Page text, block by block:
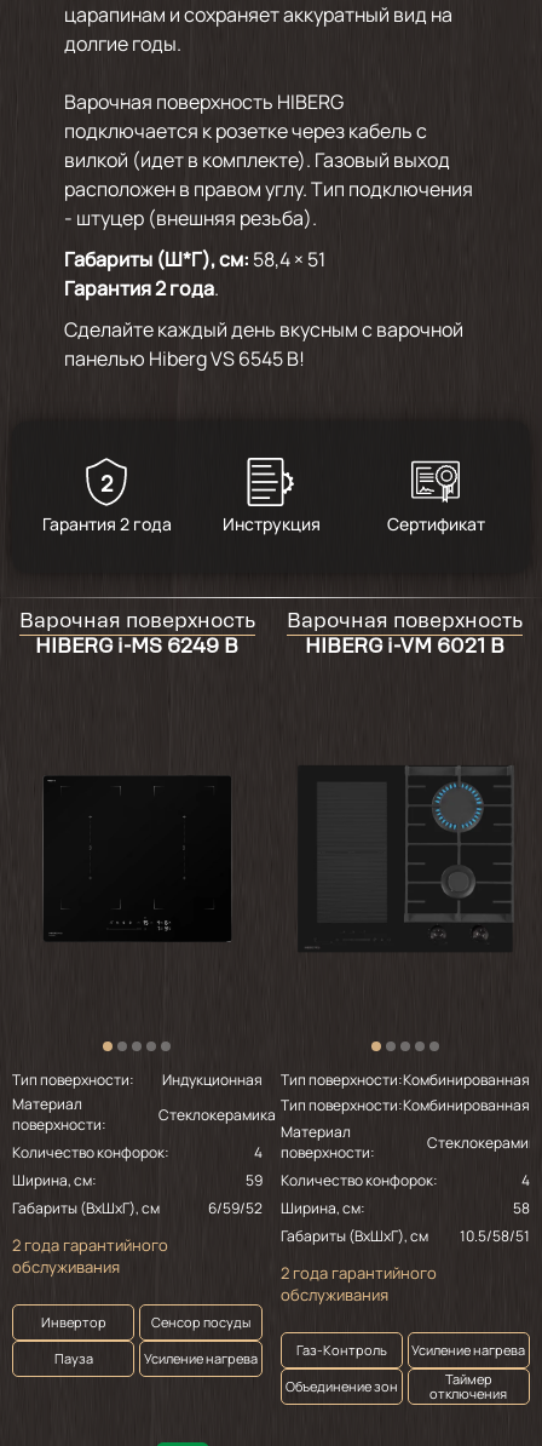
царапинам и сохраняет аккуратный вид на
долгие годы.
Варочная поверхность HIBERG
подключается к розетке через кабель с
вилкой (идет в комплекте). Газовый выход
расположен в правом углу. Тип подключения
- штуцер (внешняя резьба).
Габариты (Ш*Г), см: 58,4 × 51
Гарантия 2 года.
Сделайте каждый день вкусным с варочной
панелью Hiberg VS 6545 B!
2
Гарантия 2 года Инструкция Сертификат
Варочная поверхность
HIBERG i-MS 6249 B
Тип поверхности:
Индукционная
Материал
поверхности:
Стеклокерамика
Количество конфорок:
4
Ширина, см:
59
Габариты (ВхШхГ), см
6/59/52
2 года гарантийного
обслуживания
Инвертор
Сенсор посуды
Пауза
Усиление нагрева
Варочная поверхность
HIBERG i-VM 6021 B
Тип поверхности:Комбинированная
Тип поверхности:Комбинированная
Материал
поверхности:
Количество конфорок:
4
Ширина, см:
58
Габариты (ВхШхГ), см
10.5/58/51
2 года гарантийного
обслуживания
Газ-Контроль
Усиление нагрева
Объединение зон
Таймер
отключения